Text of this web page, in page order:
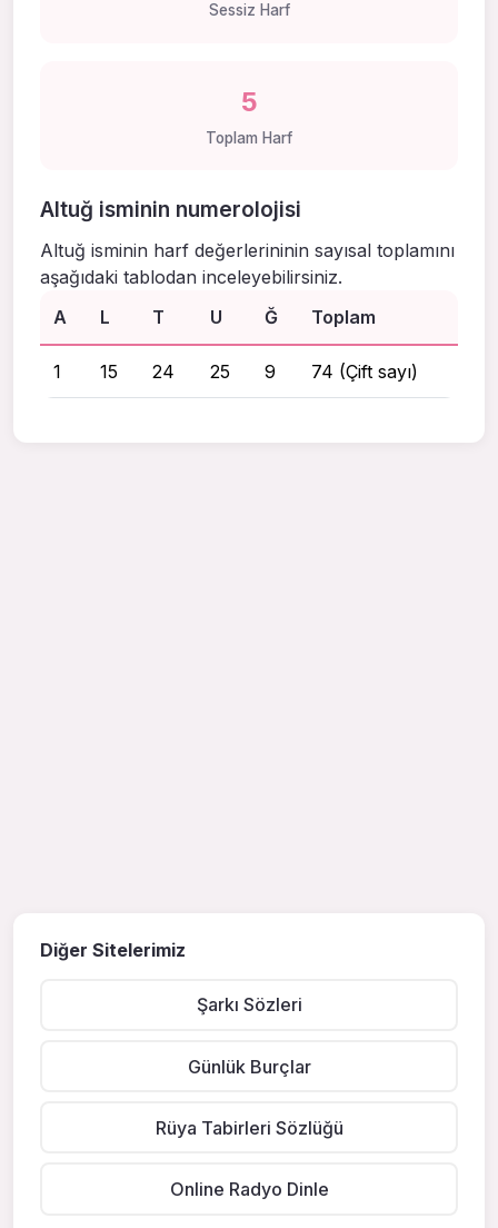
Sessiz Harf
5
Toplam Harf
Altuğ isminin numerolojisi
Altuğ isminin harf değerlerininin sayısal toplamını
aşağıdaki tablodan inceleyebilirsiniz.
A
L T U Ğ Toplam
1 15 24 25 9 74 (Çift sayı)
Diğer Sitelerimiz
Şarkı Sözleri
Günlük Burçlar
Rüya Tabirleri Sözlüğü
Online Radyo Dinle